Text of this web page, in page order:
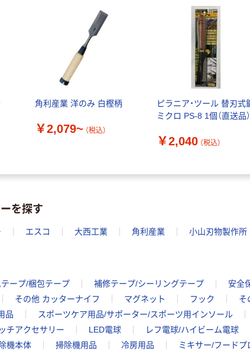
角利産業 洋のみ 白樫柄
￥2,079~ （税込）
ピラニア・ツール 替刃式
ミクロ PS-8 1個（直送品）
￥2,040 （税込）
を探す
エスコ 大西工業 角利産業 小山刃物製作所
ープ/梱包テープ 補修テープ/シーリングテープ 安全
その他 カッターナイフ マグネット フック そ
品 スポーツケア用品/サポーター/スポーツ用インソール
チアクセサリー
LED電球 レフ電球/ハイビーム電球
機本体 掃除機用品 冷房用品 ミキサー/フードプ